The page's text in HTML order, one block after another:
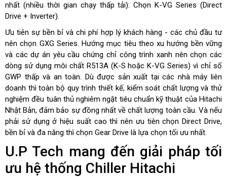
nhất (nhiều thời gian chạy thấp tải): Chọn K-VG Series (Direct
Drive + Inverter).
Ưu tiên sự bền bỉ và chi phí hợp lý khách hàng - các chủ đầu tư
nên chọn GXG Series. Hướng mục tiêu theo xu hướng bền vững
và các dự án yêu cầu chứng chỉ công trình xanh nên chọn các
dòng sử dụng môi chất R513A (K-S hoặc K-VG Series) vì chỉ số
GWP thấp và an toàn. Dù được sản xuất tại các nhà máy liên
doanh thì toàn bộ quy trình thiết kế, kiểm soát chất lượng và thử
nghiệm đều tuân thủ nghiêm ngặt tiêu chuẩn kỹ thuật của Hitachi
Nhật Bản, đảm bảo sự đồng nhất về chất lượng toàn cầu. Và nếu
phải sử dụng ở hiệu suất cao thì nên ưu tiên chọn Direct Drive,
bền bỉ và đa năng thì chọn Gear Drive là lựa chọn tối ưu nhất.
U.P Tech mang đến giải pháp tối
ưu hệ thống Chiller Hitachi